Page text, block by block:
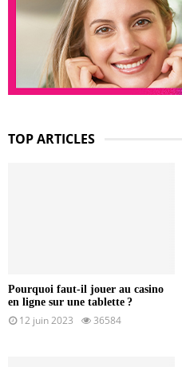
TOP ARTICLES
Pourquoi faut-il jouer au casino
en ligne sur une tablette ?
12 juin 2023 36584